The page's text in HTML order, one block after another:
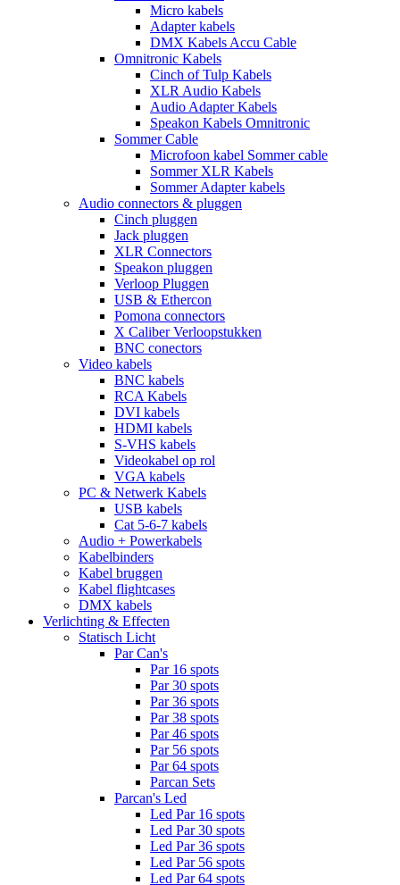
Micro kabels
Adapter kabels
DMX Kabels Accu Cable
Omnitronic Kabels
Cinch of Tulp Kabels
XLR Audio Kabels
Audio Adapter Kabels
Speakon Kabels Omnitronic
Sommer Cable
Microfoon kabel Sommer cable
Sommer XLR Kabels
Sommer Adapter kabels
Audio connectors & pluggen
Cinch pluggen
Jack pluggen
XLR Connectors
Speakon pluggen
Verloop Pluggen
USB & Ethercon
Pomona connectors
X Caliber Verloopstukken
BNC conectors
Video kabels
BNC kabels
RCA Kabels
DVI kabels
HDMI kabels
S-VHS kabels
Videokabel op rol
VGA kabels
PC & Netwerk Kabels
USB kabels
Cat 5-6-7 kabels
Audio + Powerkabels
Kabelbinders
Kabel bruggen
Kabel flightcases
DMX kabels
Verlichting & Effecten
Statisch Licht
Par Can's
Par 16 spots
Par 30 spots
Par 36 spots
Par 38 spots
Par 46 spots
Par 56 spots
Par 64 spots
Parcan Sets
Parcan's Led
Led Par 16 spots
Led Par 30 spots
Led Par 36 spots
Led Par 56 spots
Led Par 64 spots